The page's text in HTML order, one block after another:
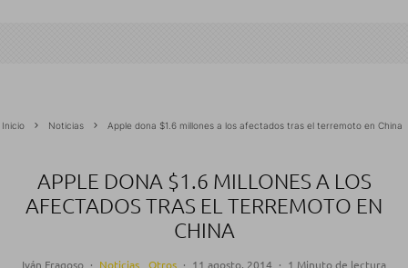
Inicio Noticias Apple dona $1.6 millones a los afectados tras el terremoto en China
APPLE DONA $1.6 MILLONES A LOS
AFECTADOS TRAS EL TERREMOTO EN
CHINA
Iván Fragoso · Noticias Otros · 11 agosto, 2014 · 1 Minuto de lectura